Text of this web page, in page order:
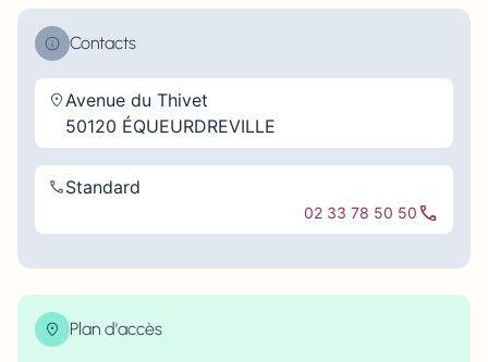
Contacts
Avenue du Thivet
50120 ÉQUEURDREVILLE
Standard
02 33 78 50 50
Plan d'accès